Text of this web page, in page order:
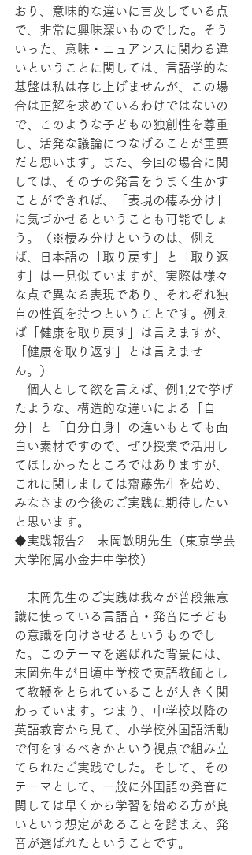
おり、意味的な違いに言及している点
で、非常に興味深いものでした。そう
いった、意味・ニュアンスに関わる違
いということに関しては、言語学的な
基盤は私は存じ上げませんが、この場
合は正解を求めているわけではないの
で、このような子どもの独創性を尊重
し、活発な議論につなげることが重要
だと思います。また、今回の場合に関
しては、その子の発言をうまく生かす
ことができれば、「表現の棲み分け」
に気づかせるということも可能でしょ
う。（※棲み分けというのは、例え
ば、日本語の「取り戻す」と「取り返
す」は一見似ていますが、実際は様々
な点で異なる表現であり、それぞれ独
自の性質を持つということです。例え
ば「健康を取り戻す」は言えますが、
「健康を取り返す」とは言えませ
ん。）
個人として欲を言えば、例1,2で挙げ
たような、構造的な違いによる「自
分」と「自分自身」の違いもとても面
白い素材ですので、ぜひ授業で活用し
てほしかったところではありますが、
これに関しましては齋藤先生を始め、
みなさまの今後のご実践に期待したい
と思います。
◆実践報告2　末岡敏明先生（東京学芸
大学附属小金井中学校）
末岡先生のご実践は我々が普段無意
識に使っている言語音・発音に子ども
の意識を向けさせるというものでし
た。このテーマを選ばれた背景には、
末岡先生が日頃中学校で英語教師とし
て教鞭をとられていることが大きく関
わっています。つまり、中学校以降の
英語教育から見て、小学校外国語活動
で何をするべきかという視点で組み立
てられたご実践でした。そして、その
テーマとして、一般に外国語の発音に
関しては早くから学習を始める方が良
いという想定があることを踏まえ、発
音が選ばれたということです。